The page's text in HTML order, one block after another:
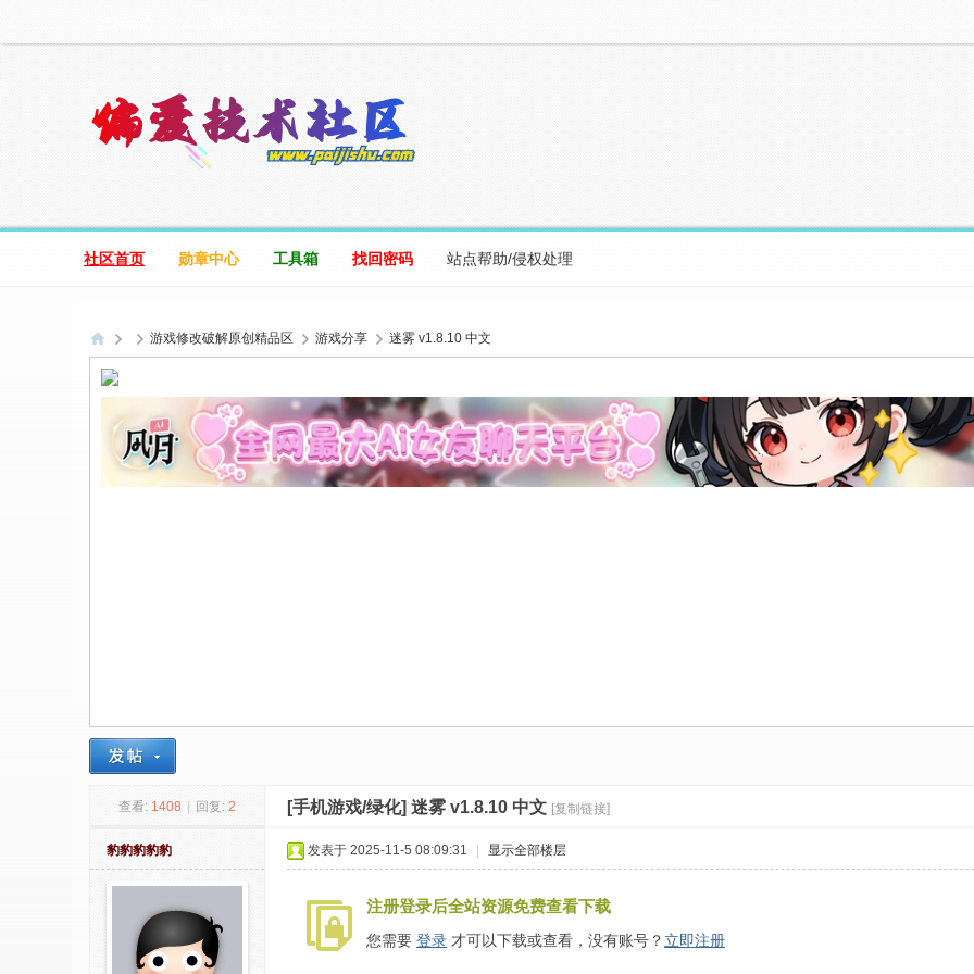
社区首页 勋章中心 工具箱 找回密码 站点帮助/侵权处理
偏
爱
源
科
游戏修改破解原创精品区 游戏分享 迷雾 v1.8.10 中文
查看: 1408 回复: 2 [手机游戏/绿化] 迷雾 v1.8.10 中文 [复制链接]
豹豹豹豹豹 发表于 2025-11-5 08:09:31 显示全部楼层
注册登录后全站资源免费查看下载
您需要 登录 才可以下载或查看，没有账号？ 立即注册